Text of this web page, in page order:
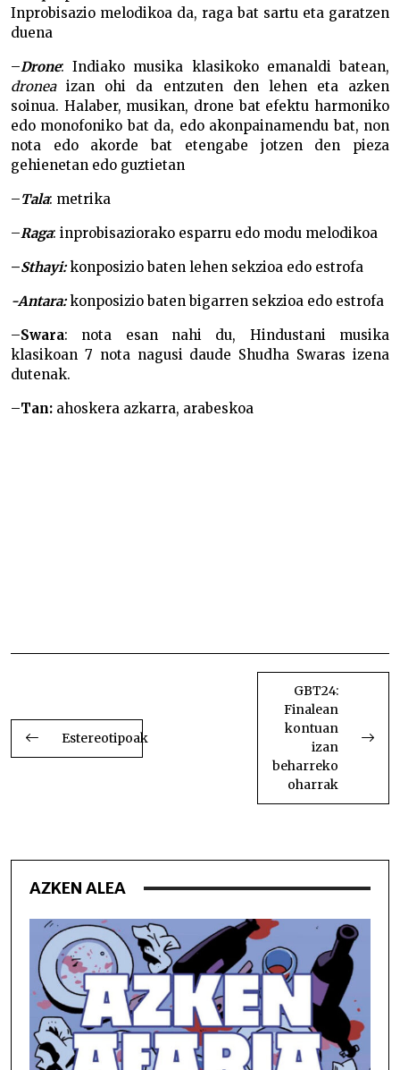
Inprobisazio melodikoa da, raga bat sartu eta garatzen
duena
–Drone: Indiako musika klasikoko emanaldi batean,
droneaizan ohi da entzuten den lehen eta azken
soinua. Halaber, musikan, drone bat efektu harmoniko
edo monofoniko bat da, edo akonpainamendu bat, non
nota edo akorde bat etengabe jotzen den pieza
gehienetan edo guztietan
–Tala: metrika
–Raga: inprobisaziorako esparru edo modu melodikoa
–Sthayi:konposizio baten lehen sekzioa edo estrofa
-Antara:konposizio baten bigarren sekzioa edo estrofa
–Swara: nota esan nahi du, Hindustani musika
klasikoan 7 nota nagusi daude Shudha Swaras izena
dutenak.
–Tan: ahoskera azkarra, arabeskoa
BIDALKETETAN
NABIGATU
Estereotipoak
GBT24:
Finalean
kontuan
izan
beharreko
oharrak
AZKEN ALEA